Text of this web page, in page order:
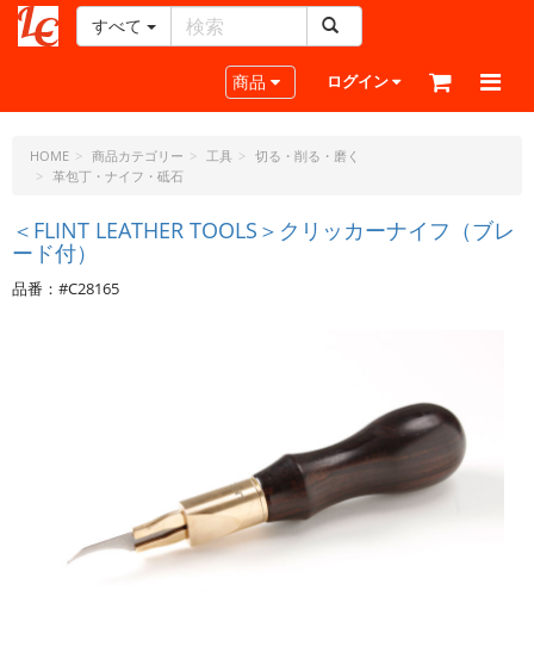
ー
ラ
フ
ド
ッ
ト・
すべて
Toggle navigation
商品 ログイン
HOME 商品カテゴリー 工具
切る・削る・磨く
革包丁・ナイフ・砥石
＜FLINT LEATHER TOOLS＞クリッカーナイフ（ブレ
ード付）
品番：#C28165